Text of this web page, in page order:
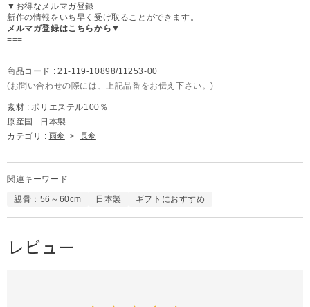
▼お得なメルマガ登録
新作の情報をいち早く受け取ることができます。
メルマガ登録はこちらから▼
===
商品コード : 21-119-10898/11253-00
(お問い合わせの際には、上記品番をお伝え下さい。)
素材 : ポリエステル100％
原産国 : 日本製
カテゴリ : 雨傘 > 長傘
関連キーワード
親骨：56～60cm 日本製 ギフトにおすすめ
レビュー